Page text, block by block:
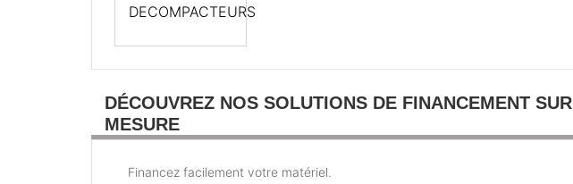
DECOMPACTEURS
DÉCOUVREZ NOS SOLUTIONS DE FINANCEMENT SUR
MESURE
Financez facilement votre matériel.